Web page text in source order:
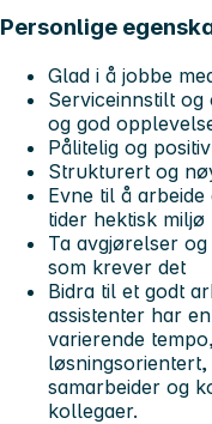
Personlige
Glad i å jobbe
Serviceinnstilt
og god
Pålitelig og
Strukturert og
Evne til å
tider hektisk miljø
Ta avgjørelser
som krever det
Bidra til et godt
assistenter har
varierende
løsningsorientert,
samarbeider og
kollegaer.